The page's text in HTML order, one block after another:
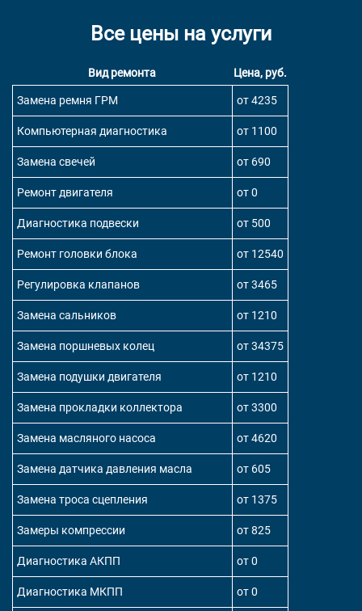
Все цены на услуги
Вид ремонта
Цена, руб.
Замена ремня ГРМ
от 4235
Компьютерная диагностика от 1100
Замена свечей от 690
Ремонт двигателя от 0
Диагностика подвески от 500
Ремонт головки блока от 12540
Регулировка клапанов от 3465
Замена сальников от 1210
Замена поршневых колец от 34375
Замена подушки двигателя от 1210
Замена прокладки коллектора от 3300
Замена масляного насоса от 4620
Замена датчика давления масла от 605
Замена троса сцепления от 1375
Замеры компрессии от 825
Диагностика АКПП от 0
Диагностика МКПП от 0